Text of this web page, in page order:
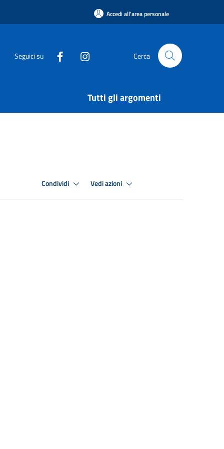
Accedi all'area personale
Seguici su Cerca
Tutti gli argomenti
Condividi Vedi azioni